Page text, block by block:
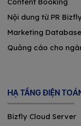
Nội dung từ PR
Marketing Database
Quảng cáo cho
HẠ TẦNG ĐIỆN
Bizfly Cloud Server